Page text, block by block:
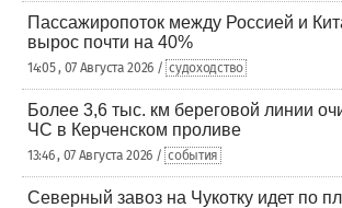
Пассажиропоток между Россией и
вырос почти на 40%
14:05 , 07 Августа 2026 / судоходство
Более 3,6 тыс. км береговой линии
ЧС в Керченском проливе
13:46 , 07 Августа 2026 / события
Северный завоз на Чукотку идет по